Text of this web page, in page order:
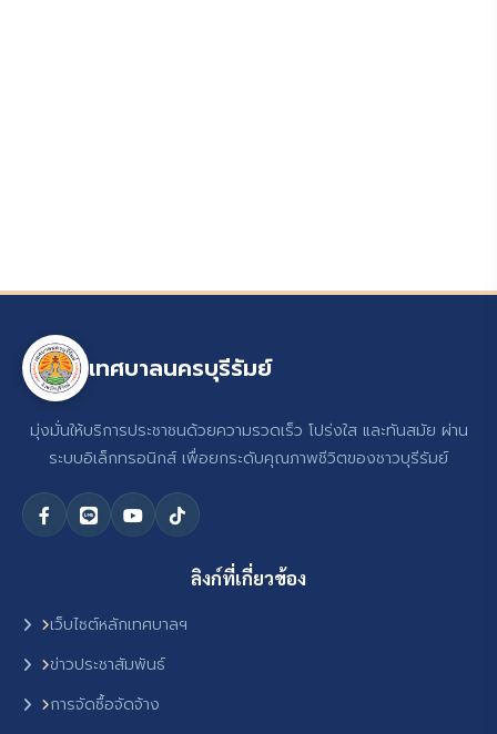
เทศบาลนครบุรีรัมย์
มุ่งมั่นให้บริการประชาชนด้วยความรวดเร็ว โปร่งใส และทันสมัย ผ่าน
ระบบอิเล็กทรอนิกส์ เพื่อยกระดับคุณภาพชีวิตของชาวบุรีรัมย์
ลิงก์ที่เกี่ยวข้อง
เว็บไซต์หลักเทศบาลฯ
ข่าวประชาสัมพันธ์
การจัดซื้อจัดจ้าง